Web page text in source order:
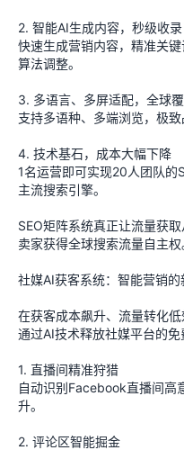
2. 智能AI生成内容，秒级收录
快速生成营销内容，精准关
算法调整。
3. 多语言、多屏适配，全球
支持多语种、多端浏览，极
4. 技术基石，成本大幅下降
1名运营即可实现20人团队的
主流搜索引擎。
SEO矩阵系统真正让流量获取
卖家获得全球搜索流量自主权
社媒AI获客系统：智能营销的
在获客成本飙升、流量转化
通过AI技术释放社媒平台的免
1. 直播间精准狩猎
自动识别Facebook直播间高
升。
2. 评论区智能掘金